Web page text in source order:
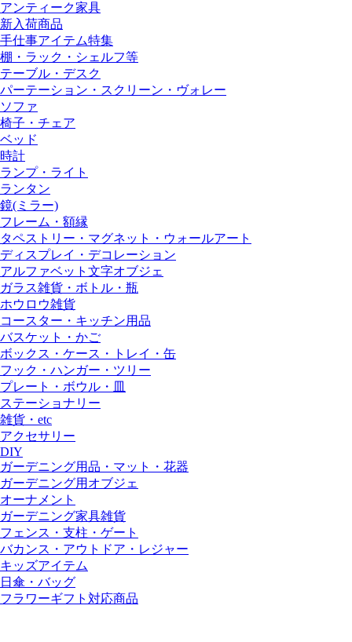
アンティーク家具
新入荷商品
手仕事アイテム特集
棚・ラック・シェルフ等
テーブル・デスク
パーテーション・スクリーン・ヴォレー
ソファ
椅子・チェア
ベッド
時計
ランプ・ライト
ランタン
鏡(ミラー)
フレーム・額縁
タペストリー・マグネット・ウォールアート
ディスプレイ・デコレーション
アルファベット文字オブジェ
ガラス雑貨・ボトル・瓶
ホウロウ雑貨
コースター・キッチン用品
バスケット・かご
ボックス・ケース・トレイ・缶
フック・ハンガー・ツリー
プレート・ボウル・皿
ステーショナリー
雑貨・etc
アクセサリー
DIY
ガーデニング用品・マット・花器
ガーデニング用オブジェ
オーナメント
ガーデニング家具雑貨
フェンス・支柱・ゲート
バカンス・アウトドア・レジャー
キッズアイテム
日傘・バッグ
フラワーギフト対応商品